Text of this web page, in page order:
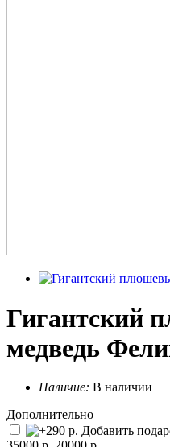
Гигантский
медведь
Наличие: В наличии
Дополнительно
Добавить